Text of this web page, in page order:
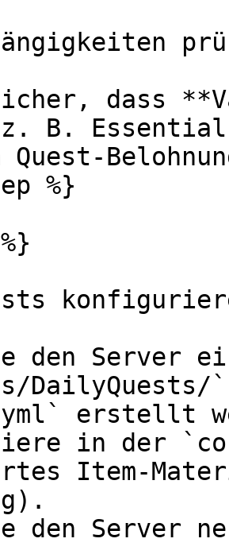
dass
B.
%}
den Server
DailyQuests/`
erstellt
in der
Item-
den Server